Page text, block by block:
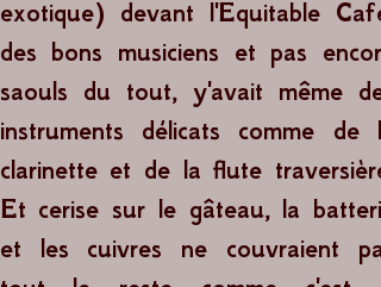
exotique) devant l'Equitable
des bons musiciens et pas
saouls du tout, y'avait même
instruments délicats comme de
clarinette et de la flute
Et cerise sur le gâteau, la
et les cuivres ne couvraient